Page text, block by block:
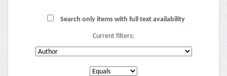
Search only items with full text availability
Current filters: